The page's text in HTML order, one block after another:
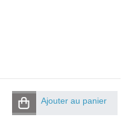
Ajouter au panier